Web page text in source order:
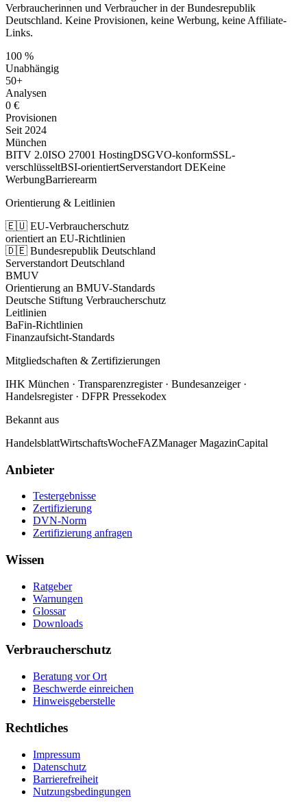
Verbraucherinnen und Verbraucher in der Bundesrepublik
Deutschland. Keine Provisionen, keine Werbung, keine Affiliate-
Links.
100 %
Unabhängig
50+
Analysen
0 €
Provisionen
Seit 2024
München
BITV 2.0ISO 27001 HostingDSGVO-konformSSL-
verschlüsseltBSI-orientiertServerstandort DEKeine
WerbungBarrierearm
Orientierung & Leitlinien
🇪🇺 EU-Verbraucherschutz
orientiert an EU-Richtlinien
🇩🇪 Bundesrepublik Deutschland
Serverstandort Deutschland
BMUV
Orientierung an BMUV-Standards
Deutsche Stiftung Verbraucherschutz
Leitlinien
BaFin-Richtlinien
Finanzaufsicht-Standards
Mitgliedschaften & Zertifizierungen
IHK München · Transparenzregister · Bundesanzeiger ·
Handelsregister · DFPR Pressekodex
Bekannt aus
HandelsblattWirtschaftsWocheFAZManager MagazinCapital
Anbieter
Testergebnisse
Zertifizierung
DVN-Norm
Zertifizierung anfragen
Wissen
Ratgeber
Warnungen
Glossar
Downloads
Verbraucherschutz
Beratung vor Ort
Beschwerde einreichen
Hinweisgeberstelle
Rechtliches
Impressum
Datenschutz
Barrierefreiheit
Nutzungsbedingungen